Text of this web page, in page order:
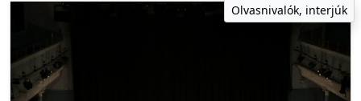
Olvasnivalók, interjúk